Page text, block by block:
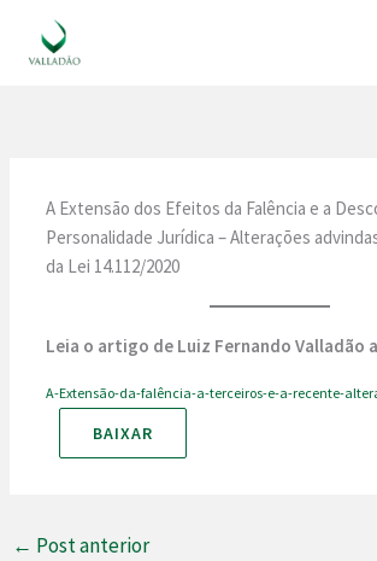
A Extensão dos Efeitos da Falência e a
Personalidade Jurídica – Alterações
da Lei 14.112/2020
Leia o artigo de Luiz Fernando Valladão
A-Extensão-da-falência-a-terceiros-e-a-recente-
BAIXAR
← Post anterior